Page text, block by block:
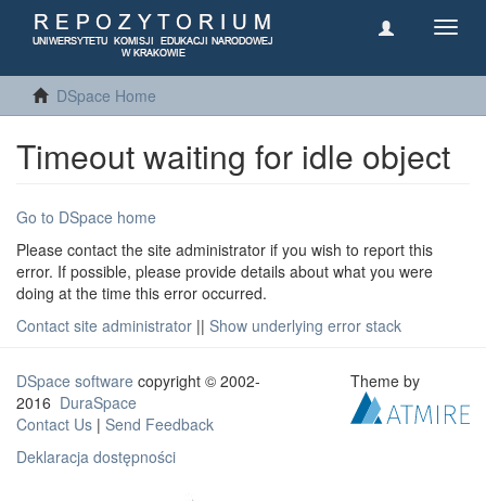
DSpace Home
Timeout waiting for idle object
Go to DSpace home
Please contact the site administrator if you wish to report this
error. If possible, please provide details about what you were
doing at the time this error occurred.
Contact site administrator || Show underlying error stack
DSpace software copyright © 2002-
2016 DuraSpace
Contact Us | Send Feedback
Deklaracja dostępności
Theme by